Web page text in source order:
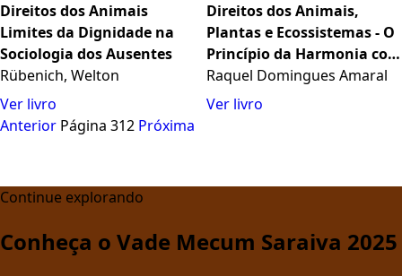
Direitos dos Animais
Limites da Dignidade na
Sociologia dos Ausentes
Rübenich, Welton
Ver livro
Direitos dos Animais,
Plantas e Ecossistemas - O
Princípio da Harmonia com
a Natureza
Raquel Domingues Amaral
Ver livro
Anterior Página 312 Próxima
Continue explorando
Conheça o Vade Mecum Saraiva 2025